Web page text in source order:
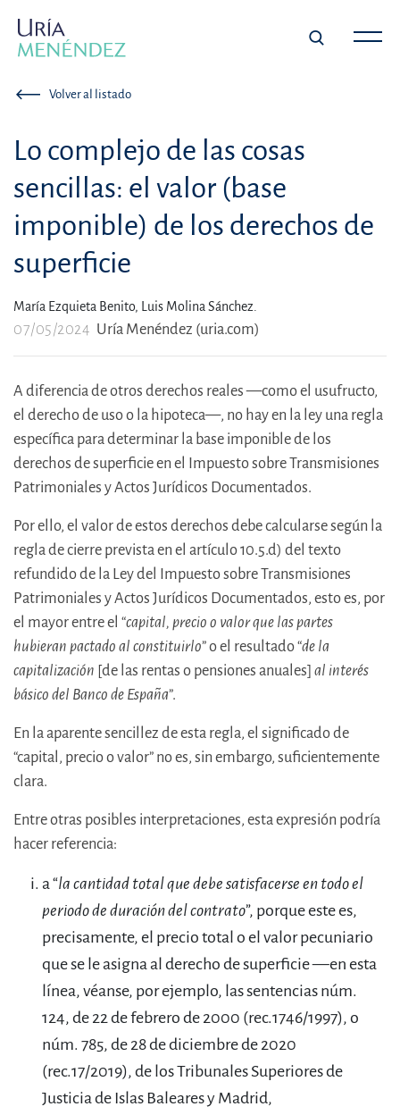
Volver al listado
Lo complejo de las cosas
sencillas: el valor (base
imponible) de los derechos de
superficie
María Ezquieta Benito, Luis Molina Sánchez.
07/05/2024 Uría Menéndez (uria.com)
A diferencia de otros derechos reales —como el usufructo,
el derecho de uso o la hipoteca—, no hay en la ley una regla
específica para determinar la base imponible de los
derechos de superficie en el Impuesto sobre Transmisiones
Patrimoniales y Actos Jurídicos Documentados.
Por ello, el valor de estos derechos debe calcularse según la
regla de cierre prevista en el artículo 10.5.d) del texto
refundido de la Ley del Impuesto sobre Transmisiones
Patrimoniales y Actos Jurídicos Documentados, esto es, por
el mayor entre el “capital, precio o valor que las partes
hubieran pactado al constituirlo” o el resultado “de la
capitalización [de las rentas o pensiones anuales] al interés
básico del Banco de España”.
En la aparente sencillez de esta regla, el significado de
“capital, precio o valor” no es, sin embargo, suficientemente
clara.
Entre otras posibles interpretaciones, esta expresión podría
hacer referencia:
a “la cantidad total que debe satisfacerse en todo el
periodo de duración del contrato”, porque este es,
precisamente, el precio total o el valor pecuniario
que se le asigna al derecho de superficie —en esta
línea, véanse, por ejemplo, las sentencias núm.
124, de 22 de febrero de 2000 (rec.1746/1997), o
núm. 785, de 28 de diciembre de 2020
(rec.17/2019), de los Tribunales Superiores de
Justicia de Islas Baleares y Madrid,